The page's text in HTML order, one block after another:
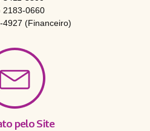
2183-0660
4927 (Financeiro)
pelo Site